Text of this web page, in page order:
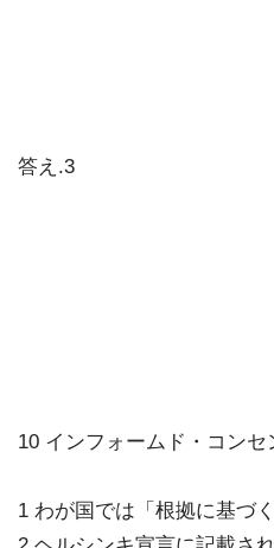
答え.3
10 インフォームド・コンセ
1 わが国では「根拠に基づ